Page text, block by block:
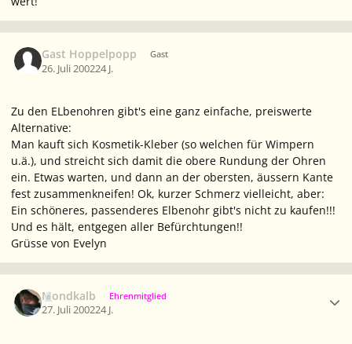
Gast Hoppelpopp Gast
26. Juli 200224 J.
Zu den ELbenohren gibt's eine ganz einfache, preiswerte
Alternative:
Man kauft sich Kosmetik-Kleber (so welchen für Wimpern
u.ä.), und streicht sich damit die obere Rundung der Ohren
ein. Etwas warten, und dann an der obersten, äussern Kante
fest zusammenkneifen! Ok, kurzer Schmerz vielleicht, aber:
Ein schöneres, passenderes Elbenohr gibt's nicht zu kaufen!!!
Und es hält, entgegen aller Befürchtungen!!
Grüsse von Evelyn
Mondkalb Ehrenmitglied
27. Juli 200224 J.